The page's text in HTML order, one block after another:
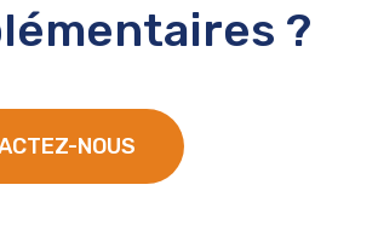
?
NOUS